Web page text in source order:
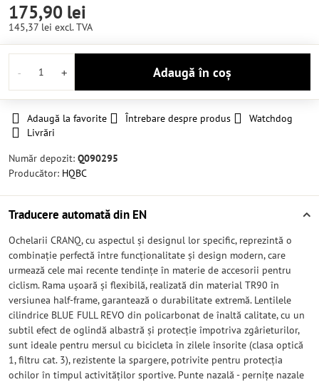
175,90 lei
145,37 lei excl. TVA
Adaugă în coș
Adaugă la favorite Întrebare despre produs
Watchdog
Livrări
Număr depozit: Q090295
Producător: HQBC
Traducere automată din EN
Ochelarii CRANQ, cu aspectul și designul lor specific, reprezintă o
combinație perfectă între funcționalitate și design modern, care
urmează cele mai recente tendințe în materie de accesorii pentru
ciclism. Rama ușoară și flexibilă, realizată din material TR90 în
versiunea half-frame, garantează o durabilitate extremă. Lentilele
cilindrice BLUE FULL REVO din policarbonat de înaltă calitate, cu un
subtil efect de oglindă albastră și protecție împotriva zgârieturilor,
sunt ideale pentru mersul cu bicicleta în zilele însorite (clasa optică
1, filtru cat. 3), rezistente la spargere, potrivite pentru protecția
ochilor în timpul activităților sportive. Punte nazală - pernițe nazale